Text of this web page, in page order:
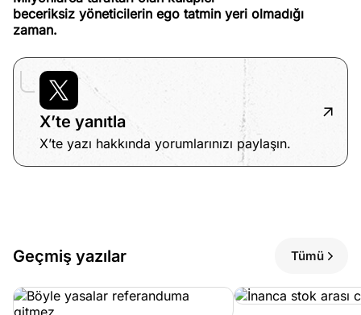
beceriksiz yöneticilerin ego tatmin yeri olmadığı
zaman.
X’te yanıtla
X’te yazı hakkında yorumlarınızı paylaşın.
Geçmiş yazılar Tümü